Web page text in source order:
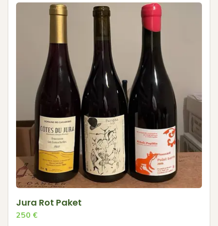
Jura Rot Paket
250 €